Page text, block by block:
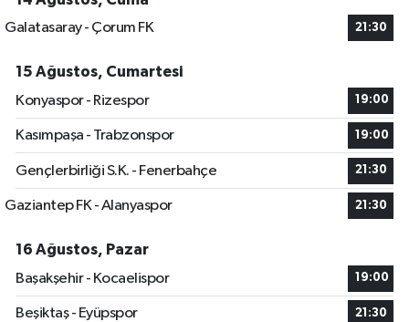
Galatasaray - Çorum FK
21:30
15 Ağustos, Cumartesi
Konyaspor - Rizespor
19:00
Kasımpaşa - Trabzonspor 19:00
Gençlerbirliği S.K. - Fenerbahçe 21:30
Gaziantep FK - Alanyaspor 21:30
16 Ağustos, Pazar
Başakşehir - Kocaelispor
19:00
Beşiktaş - Eyüpspor 21:30